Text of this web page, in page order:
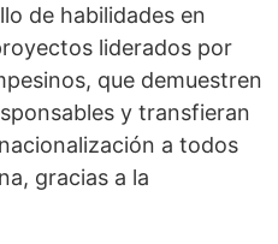
de habilidades en
liderados por
que demuestren
y transfieran
a todos
gracias a la